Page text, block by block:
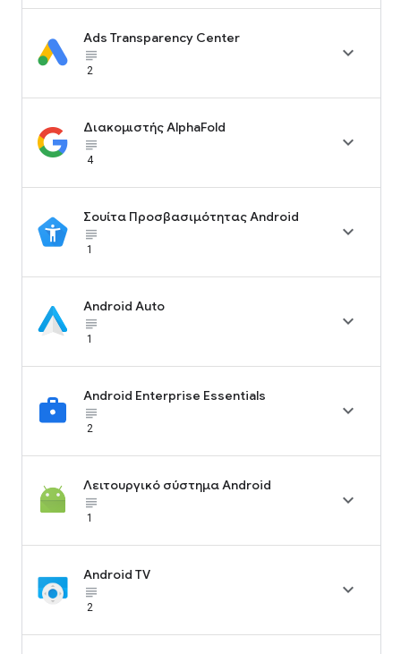
Ads Transparency Center
subject_black
2

Διακομιστής AlphaFold
subject_black
4

Σουίτα Προσβασιμότητας Android
subject_black
1

Android Auto
subject_black
1

Android Enterprise Essentials
subject_black
2

Λειτουργικό σύστημα Android
subject_black
1

Android TV
subject_black
2
